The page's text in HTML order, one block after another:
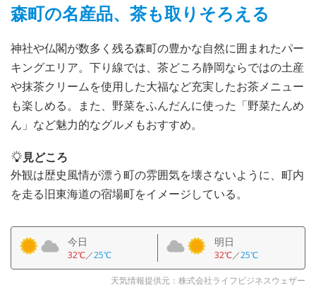
森町の名産品、茶も取りそろえる
神社や仏閣が数多く残る森町の豊かな自然に囲まれたパー
キングエリア。下り線では、茶どころ静岡ならではの土産
や抹茶クリームを使用した大福など充実したお茶メニュー
も楽しめる。また、野菜をふんだんに使った「野菜たんめ
ん」など魅力的なグルメもおすすめ。
見どころ
外観は歴史風情が漂う町の雰囲気を壊さないように、町内
を走る旧東海道の宿場町をイメージしている。
今日
32℃／25℃
明日
32℃／25℃
天気情報提供元：株式会社ライフビジネスウェザー